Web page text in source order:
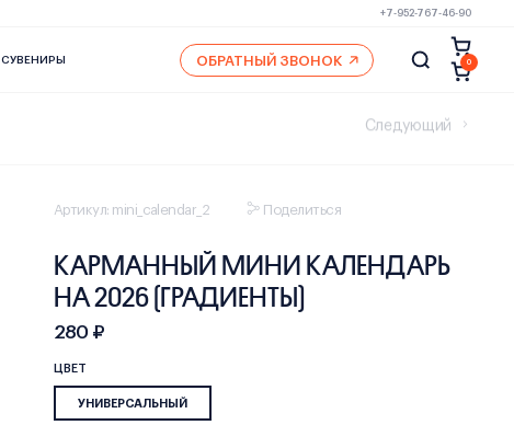
+7-952-767-46-90
СУВЕНИРЫ ОБРАТНЫЙ ЗВОНОК 0
Следующий
Артикул: mini_calendar_2 Поделиться
КАРМАННЫЙ МИНИ КАЛЕНДАРЬ
НА 2026 (ГРАДИЕНТЫ)
280 ₽
ЦВЕТ
УНИВЕРСАЛЬНЫЙ